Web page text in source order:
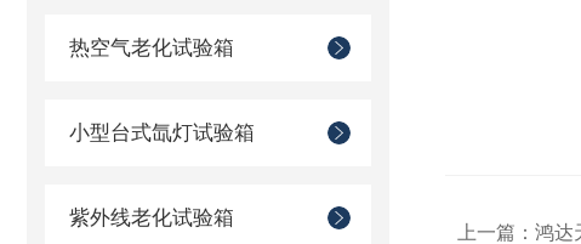
热空气老化试验箱
小型台式氙灯试验箱
紫外线老化试验箱
上一篇： 鸿达